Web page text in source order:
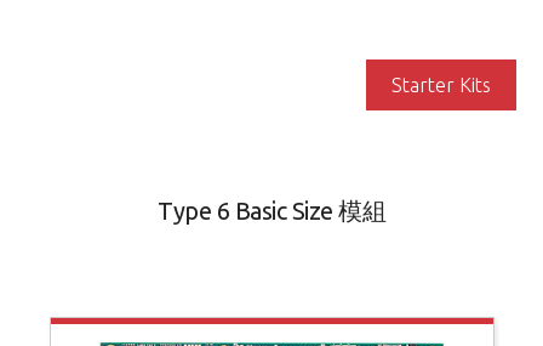
Starter Kits
Type 6 Basic Size 模組